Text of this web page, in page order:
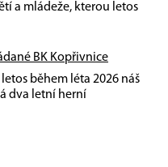
a mládeže, kterou letos
BK Kopřivnice
během léta 2026 náš
dva letní herní